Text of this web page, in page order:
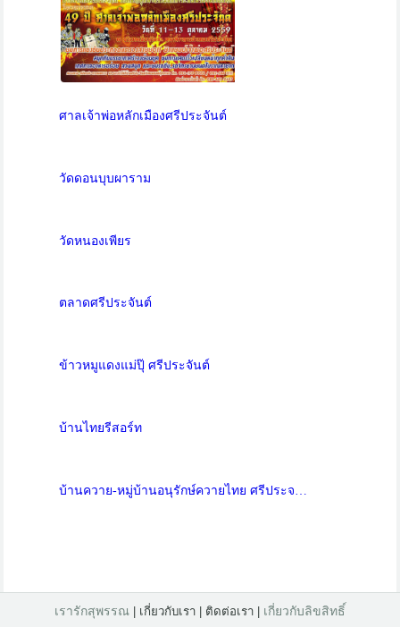
ศาลเจ้าพ่อหลักเมืองศรีประจันต์
วัดดอนบุบผาราม
วัดหนองเพียร
ตลาดศรีประจันต์
ข้าวหมูแดงแม่ปุ๊ ศรีประจันต์
บ้านไทยรีสอร์ท
บ้านควาย-หมู่บ้านอนุรักษ์ควายไทย ศรีประจ…
เรารักสุพรรณ | เกี่ยวกับเรา | ติดต่อเรา | เกี่ยวกับลิขสิทธิ์